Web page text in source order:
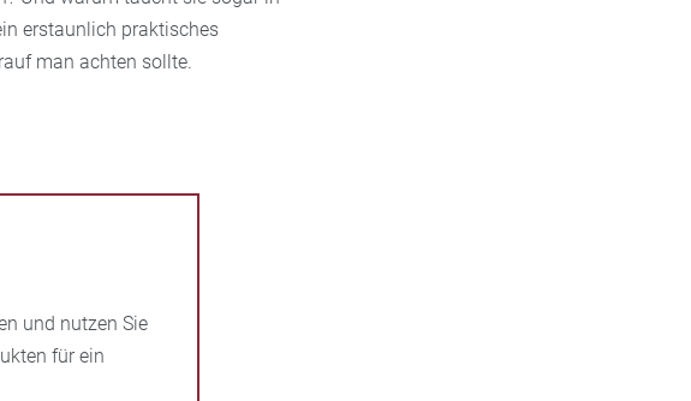
erstaunlich praktisches
man achten sollte.
und nutzen Sie
für ein